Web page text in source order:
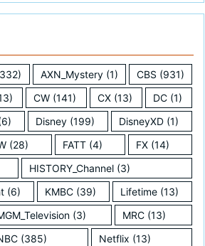
AXN_Mystery(1) CBS (931)
CW (141) CX(13) DC(1)
Disney (199) DisneyXD (1)
(28) FATT(4) FX(14)
HISTORY_Channel(3)
(6) KMBC (39) Lifetime (13)
(3) MRC (13)
(385) Netflix (13)